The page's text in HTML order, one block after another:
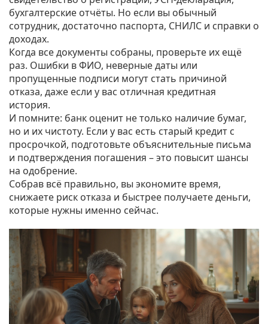
бухгалтерские отчёты. Но если вы обычный
сотрудник, достаточно паспорта, СНИЛС и справки о
доходах.
Когда все документы собраны, проверьте их ещё
раз. Ошибки в ФИО, неверные даты или
пропущенные подписи могут стать причиной
отказа, даже если у вас отличная кредитная
история.
И помните: банк оценит не только наличие бумаг,
но и их чистоту. Если у вас есть старый кредит с
просрочкой, подготовьте объяснительные письма
и подтверждения погашения – это повысит шансы
на одобрение.
Собрав всё правильно, вы экономите время,
снижаете риск отказа и быстрее получаете деньги,
которые нужны именно сейчас.